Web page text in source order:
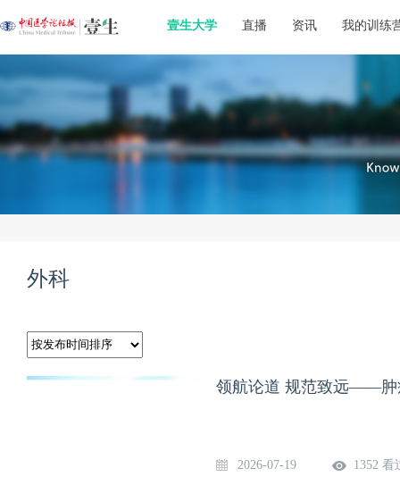
壹生大学 直播 资讯 我的训练
外科
领航论道 规范致远——肿
2026-07-19 1352 看